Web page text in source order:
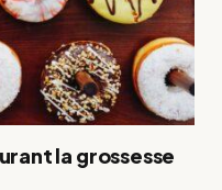
la grossesse